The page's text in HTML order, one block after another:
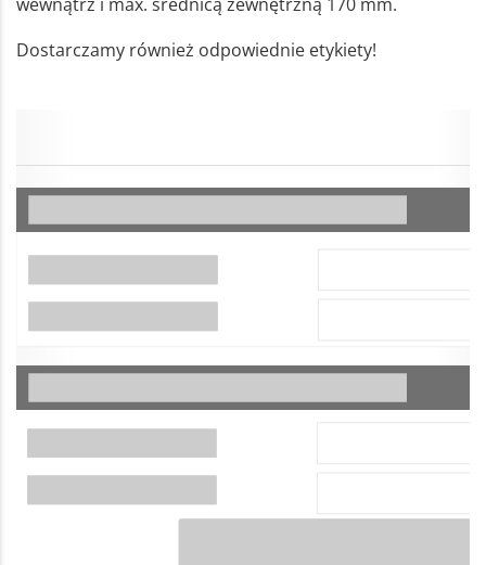
Dostarczamy również odpowiednie etykiety!